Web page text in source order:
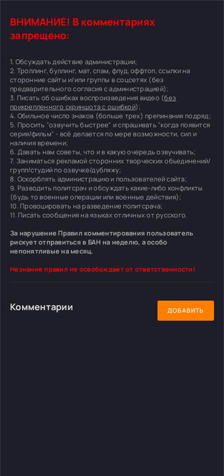
ВНИМАНИЕ! В комментариях
запрещено:
1. Обсуждать действие администрации;
2. Троллинг, буллинг, мат, спам, флуд, оффтоп, ссылки на
сторонние сайты и/или группы в соцсетях (без
предварительного согласия с администрацией);
3. Писать об ошибках воспроизведения видео (без
прикрепленного скриншота с ошибкой);
4. Обильное число знаков (больше трех) препинания подряд;
5. Просить "озвучить быстрее" и спрашивать "когда появится
серия/фильм" - всё делается по мере возможности, сил и
наличия времени;
6. Давать нам советы, что и в какую очередь озвучивать;
7. Заниматься рекламой сторонних творческих объединений/
групп/студий по озвучке/дубляжу;
8. Оскорблять администрацию и пользователей сайта;
9. Разводить политсрач и обсуждать какие-либо конфликты
(будь то военные операции или военные действия);
10. Провоцировать на разведение политсрача;
11. Писать сообщения на языках отличных от русского.
За нарушение Правил комментирования пользователь
рискует отправиться в БАН на неделю, а особо
непонятливые на месяц.
Незнание правил не освобождает от ответственности!
Комментарии ДОБАВИТЬ